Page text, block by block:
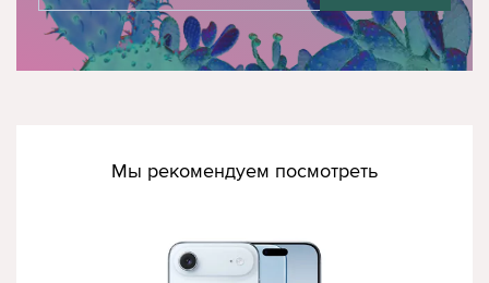
Мы рекомендуем посмотреть